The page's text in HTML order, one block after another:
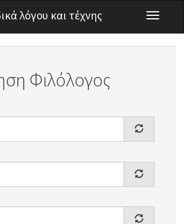
περιεχόμενο
λόγου και τέχνης
Toggle
Φιλόλογος